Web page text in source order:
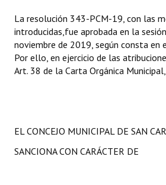
Reconocimientos - Registro
Bariloche, Municipio intercultural
Entrega de distinciones
La resolución 343-PCM-19, con las
introducidas,fue aprobada en la
noviembre de 2019, según consta en
Por ello, en ejercicio de las
Art. 38 de la Carta Orgánica Municipal,
EL CONCEJO MUNICIPAL DE SAN
SANCIONA CON CARÁCTER DE